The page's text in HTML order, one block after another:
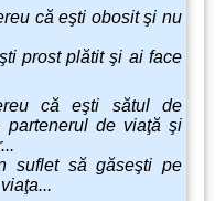
că eşti obosit şi nu
prost plătit şi ai face
că eşti sătul de
partenerul de viaţă şi
suflet să găseşti pe